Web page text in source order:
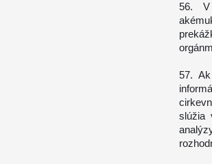
56. V
57.
slúžia